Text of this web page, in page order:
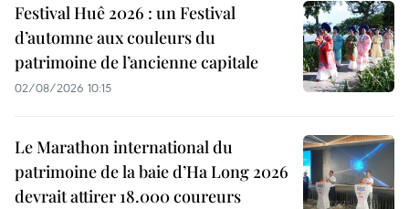
Festival Huê 2026 : un Festival
d’automne aux couleurs du
patrimoine de l’ancienne capitale
02/08/2026 10:15
Le Marathon international du
patrimoine de la baie d’Ha Long 2026
devrait attirer 18.000 coureurs